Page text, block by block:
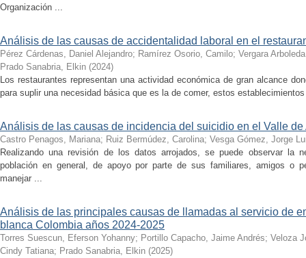
Organización ...
Análisis de las causas de accidentalidad laboral en el
Pérez Cárdenas, Daniel Alejandro; Ramírez Osorio, Camilo; Vergara
Prado Sanabria, Elkin (2024)
Los restaurantes representan una actividad económica de gran alcance
para suplir una necesidad básica que es la de comer, estos
Análisis de las causas de incidencia del suicidio en el Valle de
Castro Penagos, Mariana; Ruiz Bermúdez, Carolina; Vesga Gómez, Jorge
Realizando una revisión de los datos arrojados, se puede observar la
población en general, de apoyo por parte de sus familiares, amigos o
manejar ...
Análisis de las principales causas de llamadas al servicio de
blanca Colombia años 2024-2025
Torres Suescun, Eferson Yohanny; Portillo Capacho, Jaime Andrés; Veloza
Cindy Tatiana; Prado Sanabria, Elkin (2025)